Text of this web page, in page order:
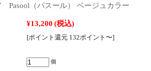
Pasool（パスール） ベージュカラー
¥13,200 (税込)
[ポイント還元 132ポイント〜]
個